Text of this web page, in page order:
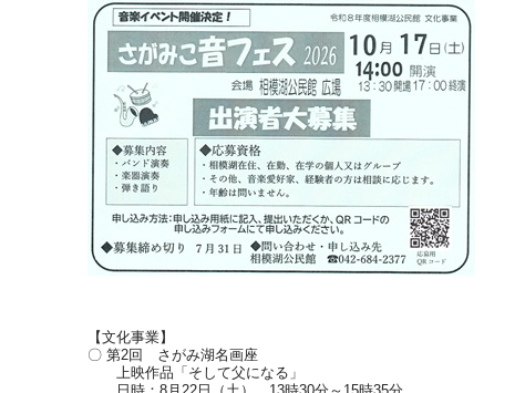
【文化事業】
〇 第2回 さがみ湖名画座
上映作品「そして父になる」